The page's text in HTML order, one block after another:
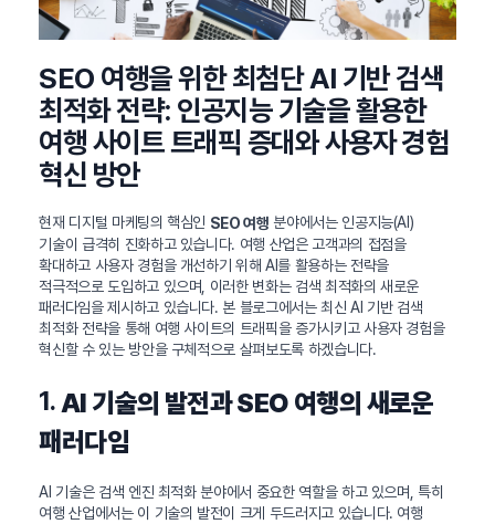
SEO 여행을 위한 최첨단 AI 기반 검색
최적화 전략: 인공지능 기술을 활용한
여행 사이트 트래픽 증대와 사용자 경험
혁신 방안
현재 디지털 마케팅의 핵심인 SEO 여행 분야에서는 인공지능(AI)
기술이 급격히 진화하고 있습니다. 여행 산업은 고객과의 접점을
확대하고 사용자 경험을 개선하기 위해 AI를 활용하는 전략을
적극적으로 도입하고 있으며, 이러한 변화는 검색 최적화의 새로운
패러다임을 제시하고 있습니다. 본 블로그에서는 최신 AI 기반 검색
최적화 전략을 통해 여행 사이트의 트래픽을 증가시키고 사용자 경험을
혁신할 수 있는 방안을 구체적으로 살펴보도록 하겠습니다.
1.AI 기술의 발전과 SEO 여행의 새로운
패러다임
AI 기술은 검색 엔진 최적화 분야에서 중요한 역할을 하고 있으며, 특히
여행 산업에서는 이 기술의 발전이 크게 두드러지고 있습니다. 여행